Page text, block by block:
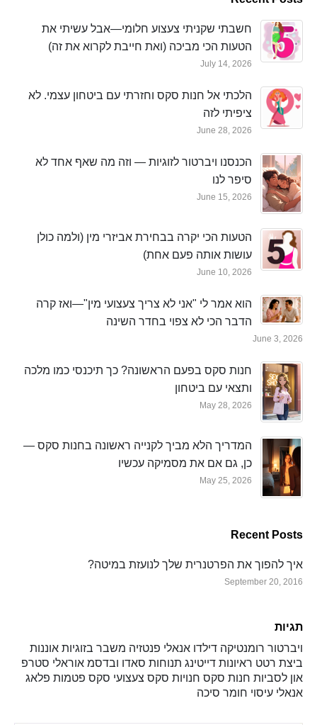
חשבתי שקניתי צעצוע חלומי—אבל עשיתי את
הטעות הכי מביכה (ואת חייבת לקרוא את זה)
July 14, 2026
הלכתי אל חנות סקס וחזרתי עם ביטחון עצמי. לא
ציפיתי לזה
June 28, 2026
הכנסנו ויברטור לזוגיות — וזה מה שאף אחד לא
סיפר לנו
June 15, 2026
הטעות הכי יקרה בבחירת אביזרי מין (ולמה כולן
עושות אותה פעם אחת)
June 10, 2026
הוא אמר לי "אני לא צריך צעצועי מין"—ואז קרה
הדבר הכי לא צפוי בחדר השינה
June 3, 2026
חנות סקס בפעם הראשונה? כך תיכנסי כמו מלכה
ותצאי עם ביטחון
May 28, 2026
המדריך הלא מביך לקנייה ראשונה בחנות סקס —
כן, גם אם את מסמיקה עכשיו
May 25, 2026
Recent Posts
איך להפוך את הפרטנרית שלך לנועזת במיטה?
September 20, 2016
תגיות
ויברטור רומנטיקה דילדו אנאלי פנטזיה משבר בזוגיות אוננות
ביצת רטט ראיונות דייטינג תנוחות סאדו ובדסמ אוראלי סטרפ
און לסביות חנות סקס חנויות סקס צעצועי סקס פטמות פלאג
אנאלי עיסוי חומר סיכה